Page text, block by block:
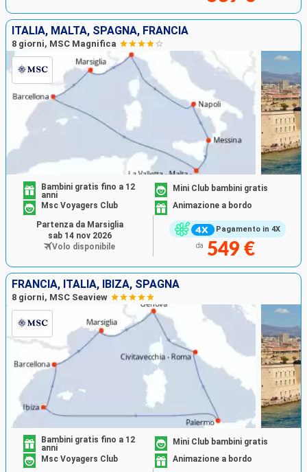
ITALIA, MALTA, SPAGNA, FRANCIA
8 giorni, MSC Magnifica
Pagamento in 4X
Bambini gratis fino a 12
anni
Mini Club bambini gratis
Msc Voyagers Club
Animazione a bordo
da 549 €
Partenza da Marsiglia
sab 14 nov 2026
Volo disponibile
FRANCIA, ITALIA, IBIZA, SPAGNA
8 giorni, MSC Seaview
Bambini gratis fino a 12
anni
Mini Club bambini gratis
Msc Voyagers Club
Animazione a bordo